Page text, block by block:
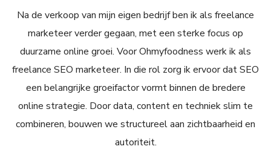
Na de verkoop van mijn eigen bedrijf ben ik als freelance
marketeer verder gegaan, met een sterke focus op
duurzame online groei. Voor Ohmyfoodness werk ik als
freelance SEO marketeer. In die rol zorg ik ervoor dat SEO
een belangrijke groeifactor vormt binnen de bredere
online strategie. Door data, content en techniek slim te
combineren, bouwen we structureel aan zichtbaarheid en
autoriteit.